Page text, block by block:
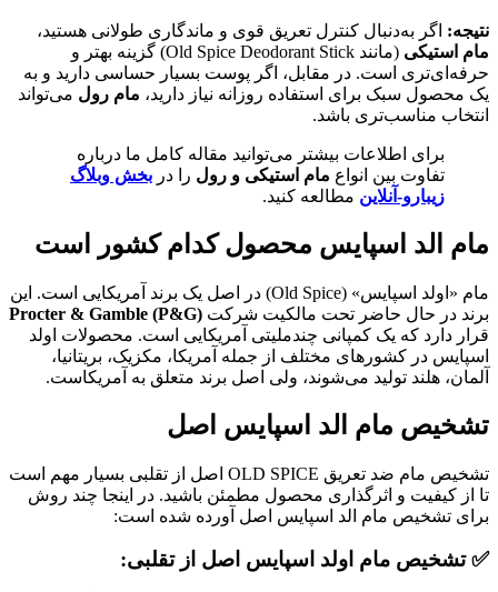
نتیجه: اگر به‌دنبال کنترل تعریق قوی و ماندگاری طولانی هستید،
مام استیکی
(مانند Old Spice Deodorant Stick) گزینه بهتر و
حرفه‌ای‌تری است. در مقابل، اگر پوست بسیار حساسی دارید و به
یک محصول سبک برای استفاده روزانه نیاز دارید، مام رول می‌تواند
انتخاب مناسب‌تری باشد.
برای اطلاعات بیشتر می‌توانید مقاله کامل ما درباره
تفاوت بین انواع مام استیکی و رول را در بخش وبلاگ
زیبارو-آنلاین مطالعه کنید.
مام الد اسپایس محصول کدام کشور است
مام «اولد اسپایس» (Old Spice) در اصل یک برند آمریکایی است. این
برند در حال حاضر تحت مالکیت شرکت Procter & Gamble (P&G)
قرار دارد که یک کمپانی چندملیتی آمریکایی است. محصولات اولد
اسپایس در کشورهای مختلف از جمله آمریکا، مکزیک، بریتانیا،
آلمان، هلند تولید می‌شوند، ولی اصل برند متعلق به آمریکاست.
تشخیص مام الد اسپایس اصل
تشخیص مام ضد تعریق OLD SPICE اصل از تقلبی بسیار مهم است
تا از کیفیت و اثرگذاری محصول مطمئن باشید. در اینجا چند روش
برای تشخیص مام الد اسپایس اصل آورده شده است:
✅ تشخیص مام اولد اسپایس اصل از تقلبی: